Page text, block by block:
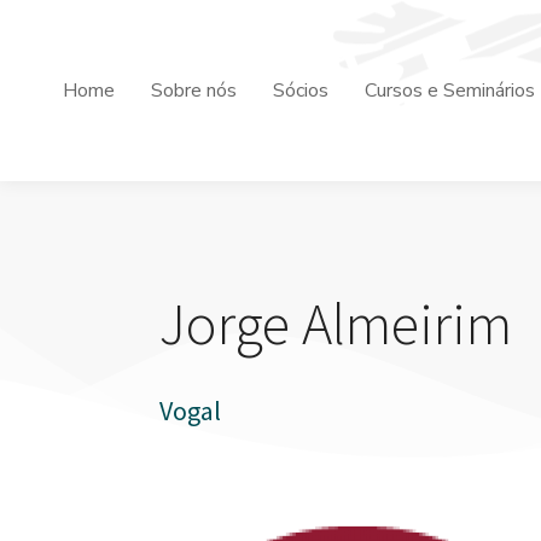
Home Sobre nós Sócios Cursos e Seminários
Jorge Almeirim
Vogal